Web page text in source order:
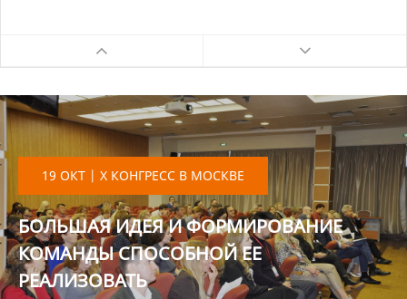
19 ОКТ | X КОНГРЕСС В МОСКВЕ
БОЛЬШАЯ ИДЕЯ И ФОРМИРОВАНИЕ
КОМАНДЫ СПОСОБНОЙ ЕЕ
РЕАЛИЗОВАТЬ